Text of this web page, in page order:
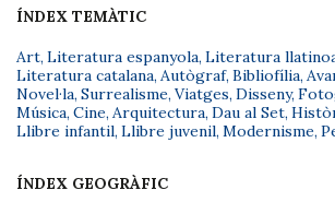
ÍNDEX TEMÀTIC
Art, Literatura espanyola, Literatura
Literatura catalana, Autògraf, Bibliofília,
Novel·la, Surrealisme, Viatges, Disseny,
Música, Cine, Arquitectura, Dau al Set,
Llibre infantil, Llibre juvenil, Modernisme,
ÍNDEX GEOGRÀFIC